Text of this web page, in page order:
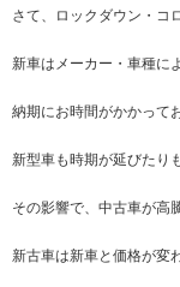
さて、ロックダウン・コ
新車はメーカー・車種に
納期にお時間がかかって
新型車も時期が延びたり
その影響で、中古車が高
新古車は新車と価格が変